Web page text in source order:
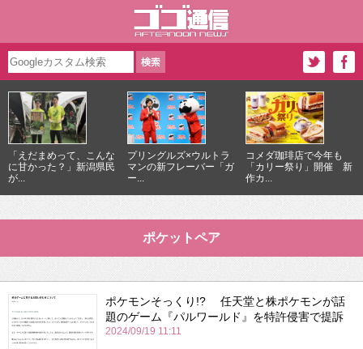
「えだまめって、こんな
に甘かった？」新潟県民
が...
プリングルズ×ウルトラ
マンの新フレーバー「ガ
ー...
コメダ珈琲店で今年も
「カリー祭り」開催 新
作カ...
ポケットペア
ポケモンそっくり!? 任天堂と株ポケモンが話
題のゲーム『パルワールド』を特許侵害で提訴
2024/09/19 11:11